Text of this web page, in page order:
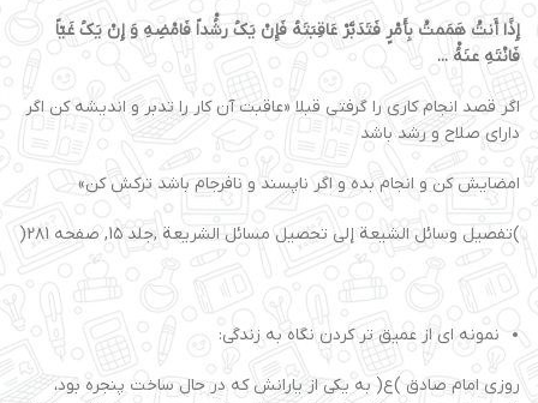
إِذََا أَنتَْ هَمَمتَْ بِأَمْرٍ فَتَدَبَّرْ عَاقِبَتَهُ فَإِنْ یَکُ رشُْداً فَامْضِهِ وَ إِنْ یَکُ غَیّاً
فَانْتَهِ عنَهُْ ...
اگر قصد انجام کارى را گرفتى قبلا «عاقبت آن کار را تدبر و اندیشه کن اگر
داراى صلاح و رشد باشد
امضایش کن و انجام بده و اگر ناپسند و نافرجام باشد ترکش کن»
)تفصیل وسائل الشیعة إلی تحصیل مسائل الشریعة ,جلد 1۵, صفحه 2۸1(
نمونه ای از عمیق تر کردن نگاه به زندگی:
روزی امام صادق )ع( به یکی از یارانش که در حال ساخت پنجره بود،